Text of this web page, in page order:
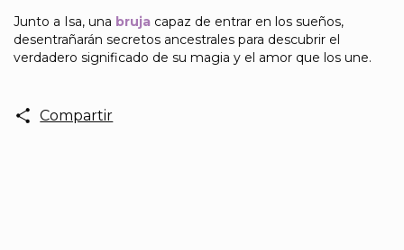
Junto a Isa, una bruja capaz de entrar en los sueños,
desentrañarán secretos ancestrales para descubrir el
verdadero significado de su magia y el amor que los une.
Compartir